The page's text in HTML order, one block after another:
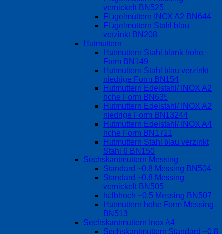
vernickelt BN525
Flügelmuttern INOX A2 BN644
Flügelmuttern Stahl blau
verzinkt BN208
Hutmuttern
Hutmuttern Stahl blank hohe
Form BN149
Hutmuttern Stahl blau verzinkt
niedrige Form BN154
Hutmuttern Edelstahl/ INOX A2
hohe Form BN635
Hutmuttern Edelstahl/ INOX A2
niedrige Form BN13244
Hutmuttern Edelstahl/ INOX A4
hohe Form BN1721
Hutmuttern Stahl blau verzinkt
Stahl 6 BN150
Sechskantmuttern Messing
Standard ~0.8 Messing BN504
Standard ~0.8 Messing
vernickelt BN505
halbhoch ~0.5 Messing BN507
Hutmuttern hohe Form Messing
BN513
Sechskantmuttern Inox A4
Sechskantmuttern Standard ~0.8